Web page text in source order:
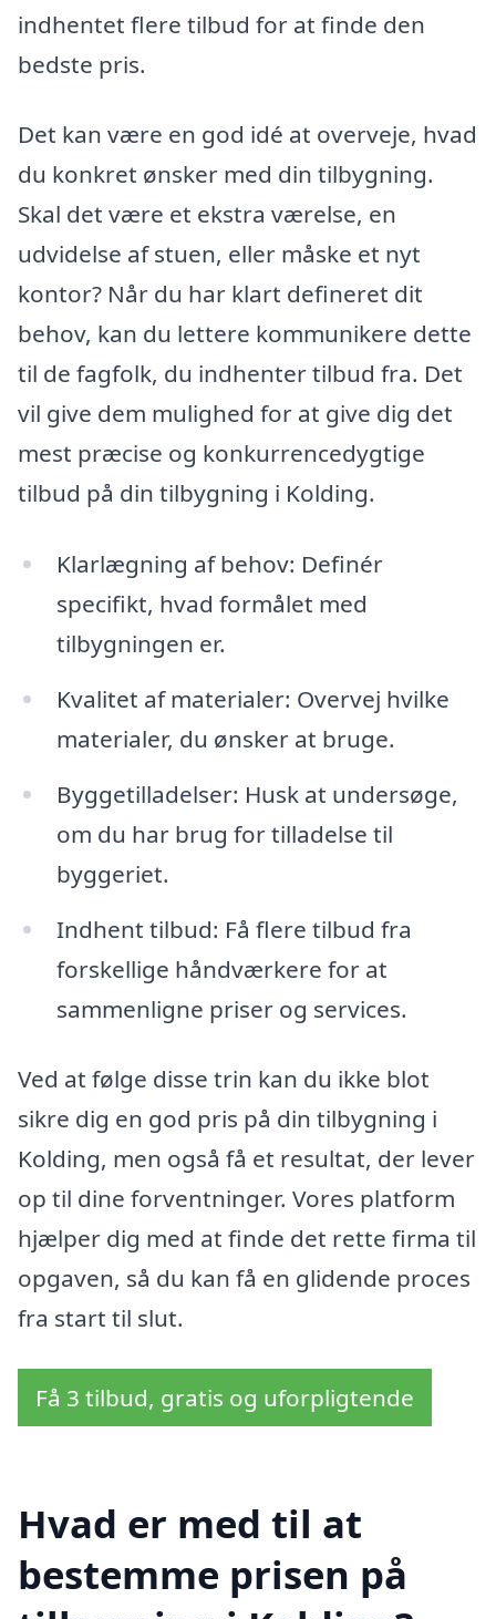
indhentet flere tilbud for at finde den
bedste pris.
Det kan være en god idé at overveje, hvad
du konkret ønsker med din tilbygning.
Skal det være et ekstra værelse, en
udvidelse af stuen, eller måske et nyt
kontor? Når du har klart defineret dit
behov, kan du lettere kommunikere dette
til de fagfolk, du indhenter tilbud fra. Det
vil give dem mulighed for at give dig det
mest præcise og konkurrencedygtige
tilbud på din tilbygning i Kolding.
Klarlægning af behov: Definér
specifikt, hvad formålet med
tilbygningen er.
Kvalitet af materialer: Overvej hvilke
materialer, du ønsker at bruge.
Byggetilladelser: Husk at undersøge,
om du har brug for tilladelse til
byggeriet.
Indhent tilbud: Få flere tilbud fra
forskellige håndværkere for at
sammenligne priser og services.
Ved at følge disse trin kan du ikke blot
sikre dig en god pris på din tilbygning i
Kolding, men også få et resultat, der lever
op til dine forventninger. Vores platform
hjælper dig med at finde det rette firma til
opgaven, så du kan få en glidende proces
fra start til slut.
Få 3 tilbud, gratis og uforpligtende
Hvad er med til at
bestemme prisen på